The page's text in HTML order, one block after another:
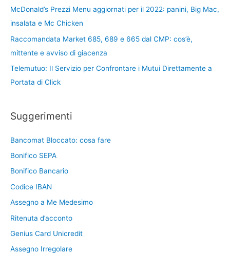
McDonald’s Prezzi Menu aggiornati per il 2022: panini, Big Mac,
insalata e Mc Chicken
Raccomandata Market 685, 689 e 665 dal CMP: cos’è,
mittente e avviso di giacenza
Telemutuo: Il Servizio per Confrontare i Mutui Direttamente a
Portata di Click
Suggerimenti
Bancomat Bloccato: cosa fare
Bonifico SEPA
Bonifico Bancario
Codice IBAN
Assegno a Me Medesimo
Ritenuta d’acconto
Genius Card Unicredit
Assegno Irregolare